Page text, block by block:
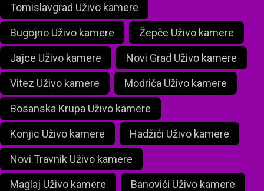
Tomislavgrad Uživo kamere
Bugojno Uživo kamere Žepče Uživo kamere
Jajce Uživo kamere Novi Grad Uživo kamere
Vitez Uživo kamere Modriča Uživo kamere
Bosanska Krupa Uživo kamere
Konjic Uživo kamere Hadžići Uživo kamere
Novi Travnik Uživo kamere
Maglaj Uživo kamere Banovići Uživo kamere